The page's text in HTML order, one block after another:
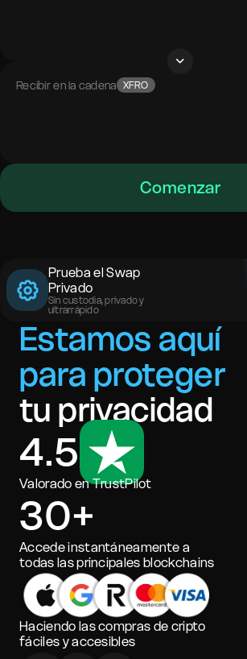
Recibir en la cadena XFRO
Comenzar
Prueba el Swap
Privado
Sin custodia, privado y
ultrarrápido
Estamos aquí
para proteger
tu privacidad
4.5
Valorado en TrustPilot
30+
Accede instantáneamente a
todas las principales blockchains
Haciendo las compras de cripto
fáciles y accesibles